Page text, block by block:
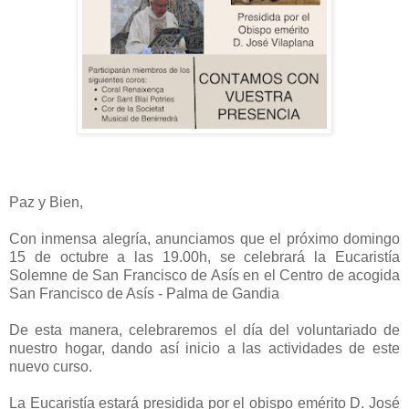
Paz y Bien,
Con inmensa alegría, anunciamos que el próximo domingo
15 de octubre a las 19.00h, se celebrará la Eucaristía
Solemne de San Francisco de Asís en el Centro de acogida
San Francisco de Asís - Palma de Gandia
De esta manera, celebraremos el día del voluntariado de
nuestro hogar, dando así inicio a las actividades de este
nuevo curso.
La Eucaristía estará presidida por el obispo emérito D. José